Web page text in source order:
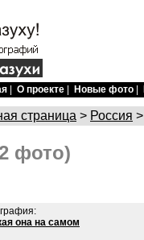
О проекте Новые фото
страница > Россия >
фото)
она на самом